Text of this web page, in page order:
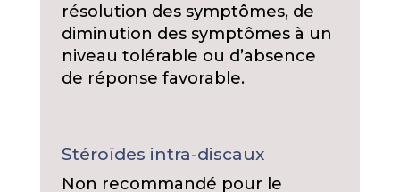
résolution des symptômes, de
diminution des symptômes à un
niveau tolérable ou d’absence
de réponse favorable.
Stéroïdes intra-discaux
Non recommandé pour le